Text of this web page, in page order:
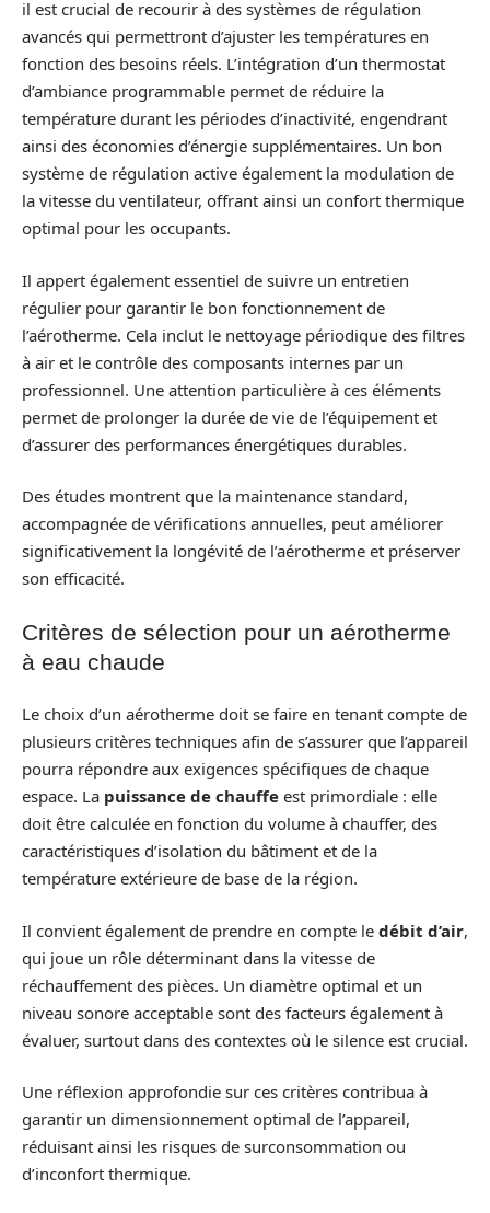
il est crucial de recourir à des systèmes de régulation
avancés qui permettront d’ajuster les températures en
fonction des besoins réels. L’intégration d’un thermostat
d’ambiance programmable permet de réduire la
température durant les périodes d’inactivité, engendrant
ainsi des économies d’énergie supplémentaires. Un bon
système de régulation active également la modulation de
la vitesse du ventilateur, offrant ainsi un confort thermique
optimal pour les occupants.
Il appert également essentiel de suivre un entretien
régulier pour garantir le bon fonctionnement de
l’aérotherme. Cela inclut le nettoyage périodique des filtres
à air et le contrôle des composants internes par un
professionnel. Une attention particulière à ces éléments
permet de prolonger la durée de vie de l’équipement et
d’assurer des performances énergétiques durables.
Des études montrent que la maintenance standard,
accompagnée de vérifications annuelles, peut améliorer
significativement la longévité de l’aérotherme et préserver
son efficacité.
Critères de sélection pour un aérotherme
à eau chaude
Le choix d’un aérotherme doit se faire en tenant compte de
plusieurs critères techniques afin de s’assurer que l’appareil
pourra répondre aux exigences spécifiques de chaque
espace. La puissance de chauffe est primordiale : elle
doit être calculée en fonction du volume à chauffer, des
caractéristiques d’isolation du bâtiment et de la
température extérieure de base de la région.
Il convient également de prendre en compte le débit d’air,
qui joue un rôle déterminant dans la vitesse de
réchauffement des pièces. Un diamètre optimal et un
niveau sonore acceptable sont des facteurs également à
évaluer, surtout dans des contextes où le silence est crucial.
Une réflexion approfondie sur ces critères contribua à
garantir un dimensionnement optimal de l’appareil,
réduisant ainsi les risques de surconsommation ou
d’inconfort thermique.